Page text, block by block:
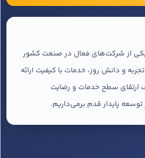
یکی از شرکت‌های فعال در صنعت کشور
و دانش روز، خدمات با کیفیت ارائه
ارتقای سطح خدمات و رضایت
پایدار قدم برمی‌داریم.